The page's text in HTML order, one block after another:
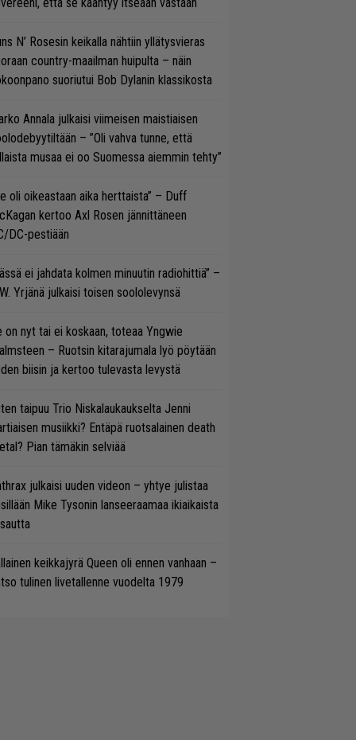
N’ Rosesin keikalla nähtiin yllätysvieras
country-maailman huipulta – näin
suoriutui Bob Dylanin klassikosta
Annala julkaisi viimeisen maistiaisen
– ”Oli vahva tunne, että
musaa ei oo Suomessa aiemmin tehty”
oli oikeastaan aika herttaista” – Duff
kertoo Axl Rosen jännittäneen
DC-pestiään
ei jahdata kolmen minuutin radiohittiä” –
Yrjänä julkaisi toisen soololevynsä
on nyt tai ei koskaan, toteaa Yngwie
– Ruotsin kitarajumala lyö pöytään
biisin ja kertoo tulevasta levystä
taipuu Trio Niskalaukaukselta Jenni
musiikki? Entäpä ruotsalainen death
Pian tämäkin selviää
julkaisi uuden videon – yhtye julistaa
Mike Tysonin lanseeraamaa ikiaikaista
keikkajyrä Queen oli ennen vanhaan –
tulinen livetallenne vuodelta 1979